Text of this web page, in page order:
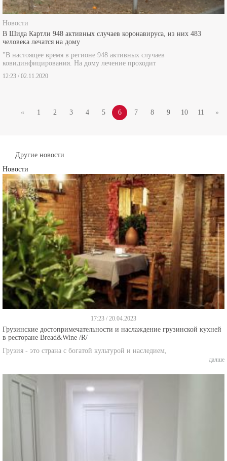
Новости
В Шида Картли 948 активных случаев коронавируса, из них 483
человека лечатся на дому
"В настоящее время в регионе 948 активных случаев
ковидинфицирования. На дому лечение проходит
12:23 / 02.11.2020
« 1 2 3 4 5 6 7 8 9 10 11 »
Другие новости
Новости
17:23 / 20.04.2023
Грузинские достопримечательности и наслаждение грузинской кухней
в ресторане Bread&Wine /R/
Грузия - это страна с богатой культурой и наследием,
далше